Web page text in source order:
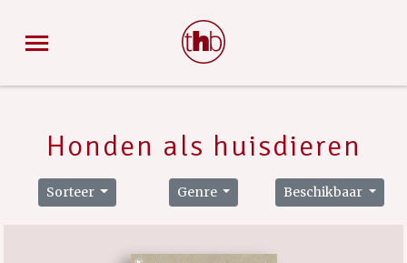
Honden als huisdieren
Sorteer Genre Beschikbaar